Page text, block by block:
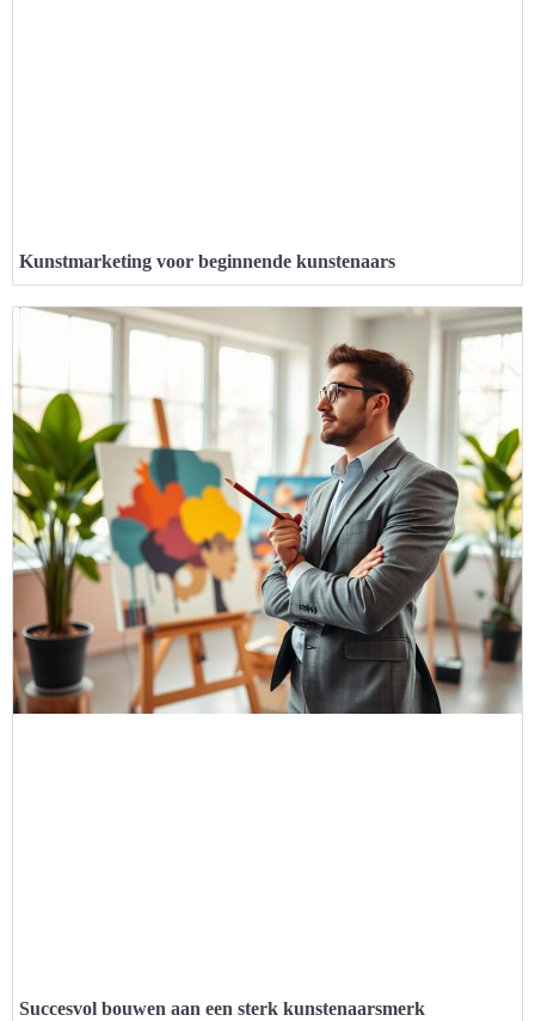
Kunstmarketing voor beginnende kunstenaars
Succesvol bouwen aan een sterk kunstenaarsmerk